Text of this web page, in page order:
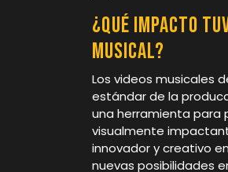
¿Qué impacto
musical?
Los videos musicales
estándar de la
una herramienta para
visualmente
innovador y creativo
nuevas posibilidades